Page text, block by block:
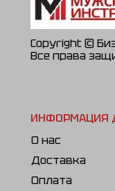
Copyright ©
Все права
ИНФОРМАЦИЯ
О нас
Доставка
Оплата